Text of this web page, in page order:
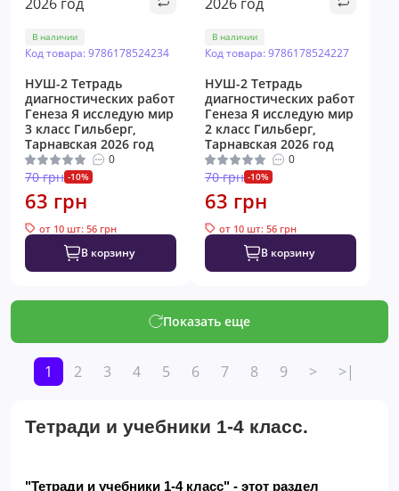
В наличии
Код товара: 9786178524234
НУШ-2 Тетрадь
диагностических работ
Генеза Я исследую мир
3 класс Гильберг,
Тарнавская 2026 год
0
70 грн -10%
63 грн
от 10 шт: 56 грн
В корзину
В наличии
Код товара: 9786178524227
НУШ-2 Тетрадь
диагностических работ
Генеза Я исследую мир
2 класс Гильберг,
Тарнавская 2026 год
0
70 грн -10%
63 грн
от 10 шт: 56 грн
В корзину
Показать еще
1 2 3 4 5 6 7 8 9 > >|
Тетради и учебники 1-4 класс.
"Тетради и учебники 1-4 класс" - этот раздел